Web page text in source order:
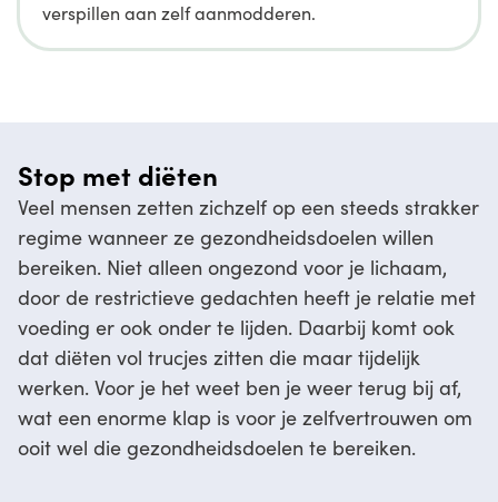
verspillen aan zelf aanmodderen.
Stop met diëten
Veel mensen zetten zichzelf op een steeds strakker
regime wanneer ze gezondheidsdoelen willen
bereiken. Niet alleen ongezond voor je lichaam,
door de restrictieve gedachten heeft je relatie met
voeding er ook onder te lijden. Daarbij komt ook
dat diëten vol trucjes zitten die maar tijdelijk
werken. Voor je het weet ben je weer terug bij af,
wat een enorme klap is voor je zelfvertrouwen om
ooit wel die gezondheidsdoelen te bereiken.